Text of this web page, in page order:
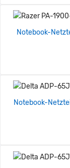
Notebook-Netzteil PA-1900-
Notebook-Netzteil ADP-65JH-